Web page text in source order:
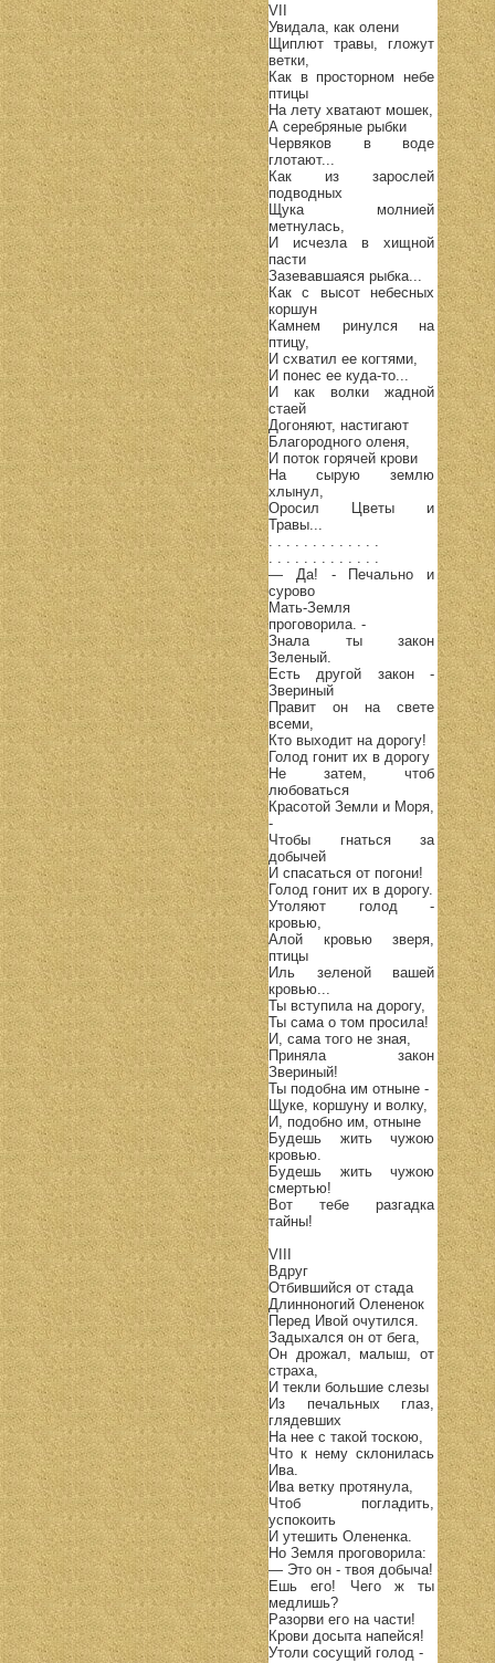
VII
Увидала, как олени
Щиплют травы, гложут
ветки,
Как в просторном небе
птицы
На лету хватают мошек,
А серебряные рыбки
Червяков в воде
глотают...
Как из зарослей
подводных
Щука молнией
метнулась,
И исчезла в хищной
пасти
Зазевавшаяся рыбка...
Как с высот небесных
коршун
Камнем ринулся на
птицу,
И схватил ее когтями,
И понес ее куда-то...
И как волки жадной
стаей
Догоняют, настигают
Благородного оленя,
И поток горячей крови
На сырую землю
хлынул,
Оросил Цветы и
Травы...
— Да! - Печально и
сурово
Мать-Земля
проговорила. -
Знала ты закон
Зеленый.
Есть другой закон -
Звериный
Правит он на свете
всеми,
Кто выходит на дорогу!
Голод гонит их в дорогу
Не затем, чтоб
любоваться
Красотой Земли и Моря,
-
Чтобы гнаться за
добычей
И спасаться от погони!
Голод гонит их в дорогу.
Утоляют голод -
кровью,
Алой кровью зверя,
птицы
Иль зеленой вашей
кровью...
Ты вступила на дорогу,
Ты сама о том просила!
И, сама того не зная,
Приняла закон
Звериный!
Ты подобна им отныне -
Щуке, коршуну и волку,
И, подобно им, отныне
Будешь жить чужою
кровью.
Будешь жить чужою
смертью!
Вот тебе разгадка
тайны!
VIII
Вдруг
Отбившийся от стада
Длинноногий Олененок
Перед Ивой очутился.
Задыхался он от бега,
Он дрожал, малыш, от
страха,
И текли большие слезы
Из печальных глаз,
глядевших
На нее с такой тоскою,
Что к нему склонилась
Ива.
Ива ветку протянула,
Чтоб погладить,
успокоить
И утешить Олененка.
Но Земля проговорила:
— Это он - твоя добыча!
Ешь его! Чего ж ты
медлишь?
Разорви его на части!
Крови досыта напейся!
Утоли сосущий голод -